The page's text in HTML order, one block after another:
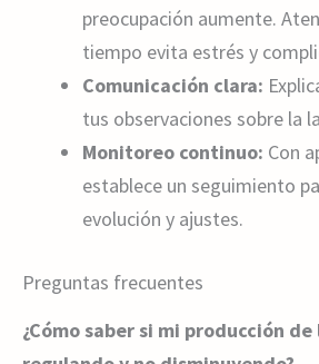
preocupación aumente.
tiempo evita estrés y
Comunicación clara:
tus observaciones sobre la
Monitoreo continuo: Con
establece un seguimiento
evolución y ajustes.
Preguntas frecuentes
¿Cómo saber si mi producción